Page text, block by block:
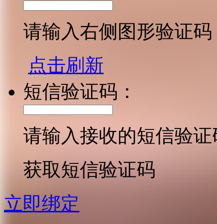
请输入右侧图形验证码
点击刷新
短信验证码：
请输入接收的短信验证
获取短信验证码
立即绑定